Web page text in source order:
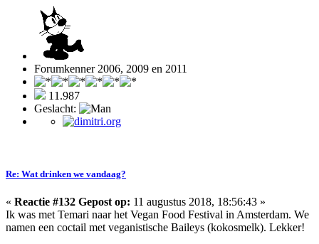
Forumkenner 2006, 2009 en 2011
11.987
Geslacht:
Re: Wat drinken we vandaag?
« Reactie #132 Gepost op: 11 augustus 2018, 18:56:43 »
Ik was met Temari naar het Vegan Food Festival in Amsterdam. We
namen een coctail met veganistische Baileys (kokosmelk). Lekker!